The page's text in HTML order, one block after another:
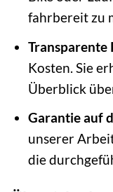
fahrbereit zu
Transparente
Kosten. Sie
Überblick
Garantie auf
unserer
die